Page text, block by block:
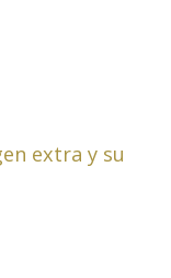
extra y su